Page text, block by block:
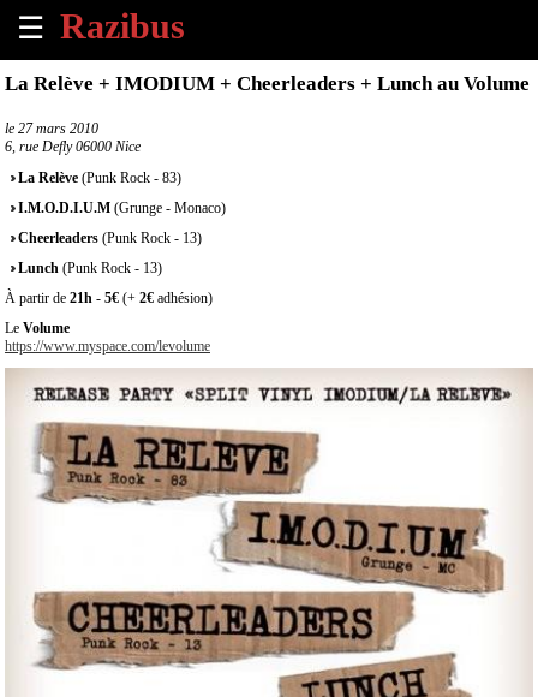
☰
×
Tous
évènements
à
venir
un
évènement
Contact
À
propos
La Relève + IMODIUM + Cheerleaders + Lunch au Volume
le 27 mars 2010
6, rue Defly 06000 Nice
La Relève (Punk Rock - 83)
I.M.O.D.I.U.M (Grunge - Monaco)
Cheerleaders (Punk Rock - 13)
Lunch (Punk Rock - 13)
À partir de 21h - 5€ (+ 2€ adhésion)
Le Volume
https://www.myspace.com/levolume